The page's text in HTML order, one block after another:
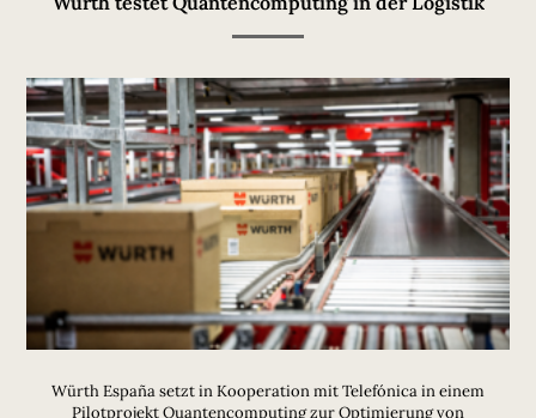
Würth España setzt in Kooperation mit Telefónica in einem
Pilotprojekt Quantencomputing zur Optimierung von